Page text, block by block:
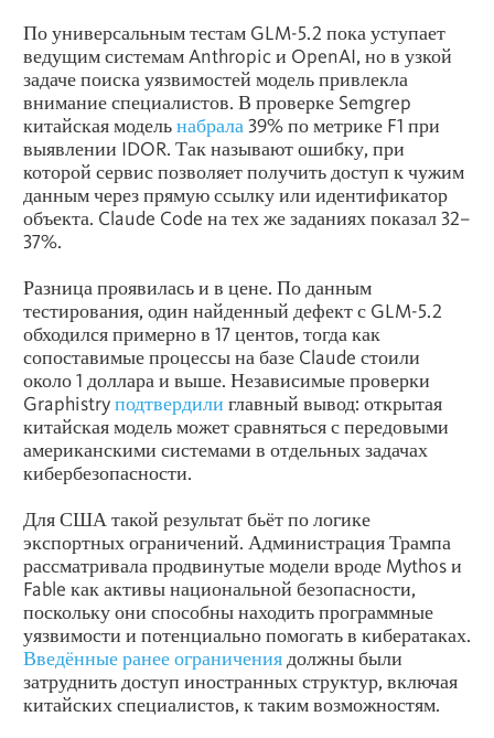
По универсальным тестам GLM-5.2 пока уступает
ведущим системам Anthropic и OpenAI, но в узкой
задаче поиска уязвимостей модель привлекла
внимание специалистов. В проверке Semgrep
китайская модельнабрала39% по метрике F1 при
выявлении IDOR. Так называют ошибку, при
которой сервис позволяет получить доступ к чужим
данным через прямую ссылку или идентификатор
объекта. Claude Code на тех же заданиях показал 32–
37%.
Разница проявилась и в цене. По данным
тестирования, один найденный дефект с GLM-5.2
обходился примерно в 17 центов, тогда как
сопоставимые процессы на базе Claude стоили
около 1 доллара и выше. Независимые проверки
Graphistryподтвердили главный вывод: открытая
китайская модель может сравняться с передовыми
американскими системами в отдельных задачах
кибербезопасности.
Для США такой результат бьёт по логике
экспортных ограничений. Администрация Трампа
рассматривала продвинутые модели вроде Mythos и
Fable как активы национальной безопасности,
поскольку они способны находить программные
уязвимости и потенциально помогать в кибератаках.
Введённые ранее ограничениядолжны были
затруднить доступ иностранных структур, включая
китайских специалистов, к таким возможностям.